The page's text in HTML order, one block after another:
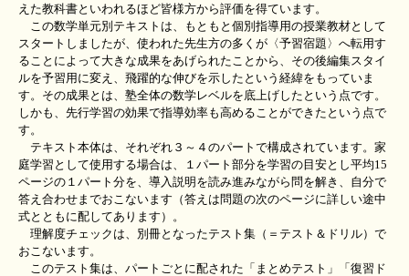
えた教科書といわれるほど皆様方から評価を得ています。
この数学単元別テキストは、もともと個別指導用の授業教材として
スタートしましたが、使われた先生方の多くが〈予習宿題〉へ転用す
ることによって大きな成果をあげられたことから、その後編集スタイ
ルを予習用に変え、飛躍的な伸びを示したという経緯をもっていま
す。その成果とは、塾全体の数学レベルを底上げしたという点です。
しかも、先行学習の効果で指導効率も高めることができたという点で
す。
テキスト本体は、それぞれ３～４のパートで構成されています。家
庭学習として使用する場合は、１パート部分を学習の目安とし平均15
ページの１パート分を、導入説明を読み進みながら問を解き、自分で
答え合わせまでおこないます（答えは問題の次のページに詳しい途中
式とともに配してあります）。
理解度チェックは、別冊となったテスト集（＝テスト＆ドリル）で
おこないます。
このテスト集は、パートごとに配された「まとめテスト」「復習ド